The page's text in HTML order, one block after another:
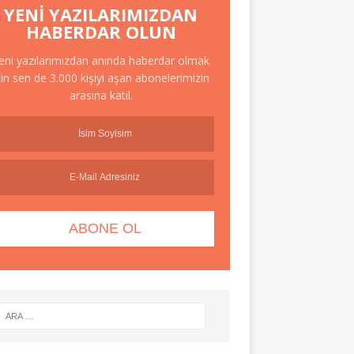
YENI YAZILARIMIZDAN
HABERDAR OLUN
yazılarımızdan anında haberdar olmak
sen de 3.000 kişiyi aşan abonelerimizin
arasına katıl.